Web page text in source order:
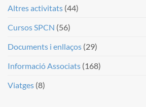
Altres activitats (44)
Cursos SPCN (56)
Documents i enllaços (29)
Informació Associats (168)
Viatges (8)